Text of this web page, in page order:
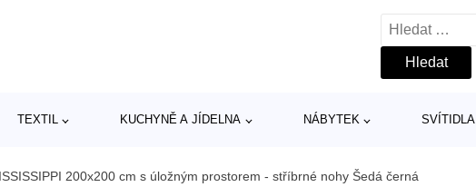
Vyhledávání
TEXTIL KUCHYNĚ A JÍDELNA NÁBYTEK SVÍTIDLA
200x200 cm s úložným prostorem - stříbrné nohy Šedá černá